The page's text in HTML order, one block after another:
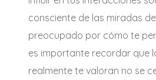
consciente de las miradas
preocupado por cómo te
es importante recordar que
realmente te valoran no se